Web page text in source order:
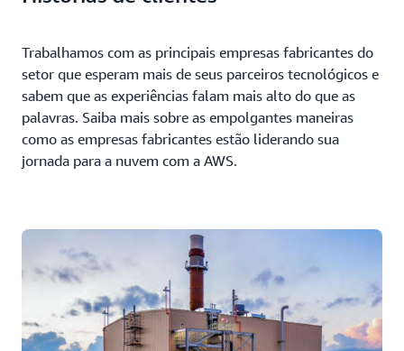
Trabalhamos com as principais empresas fabricantes do
setor que esperam mais de seus parceiros tecnológicos e
sabem que as experiências falam mais alto do que as
palavras. Saiba mais sobre as empolgantes maneiras
como as empresas fabricantes estão liderando sua
jornada para a nuvem com a AWS.